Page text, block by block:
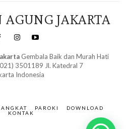
AGUNG JAKARTA
Gembala Baik dan Murah Hati
3501189 Jl. Katedral 7
Indonesia
PAROKI
DOWNLOAD
KONTAK